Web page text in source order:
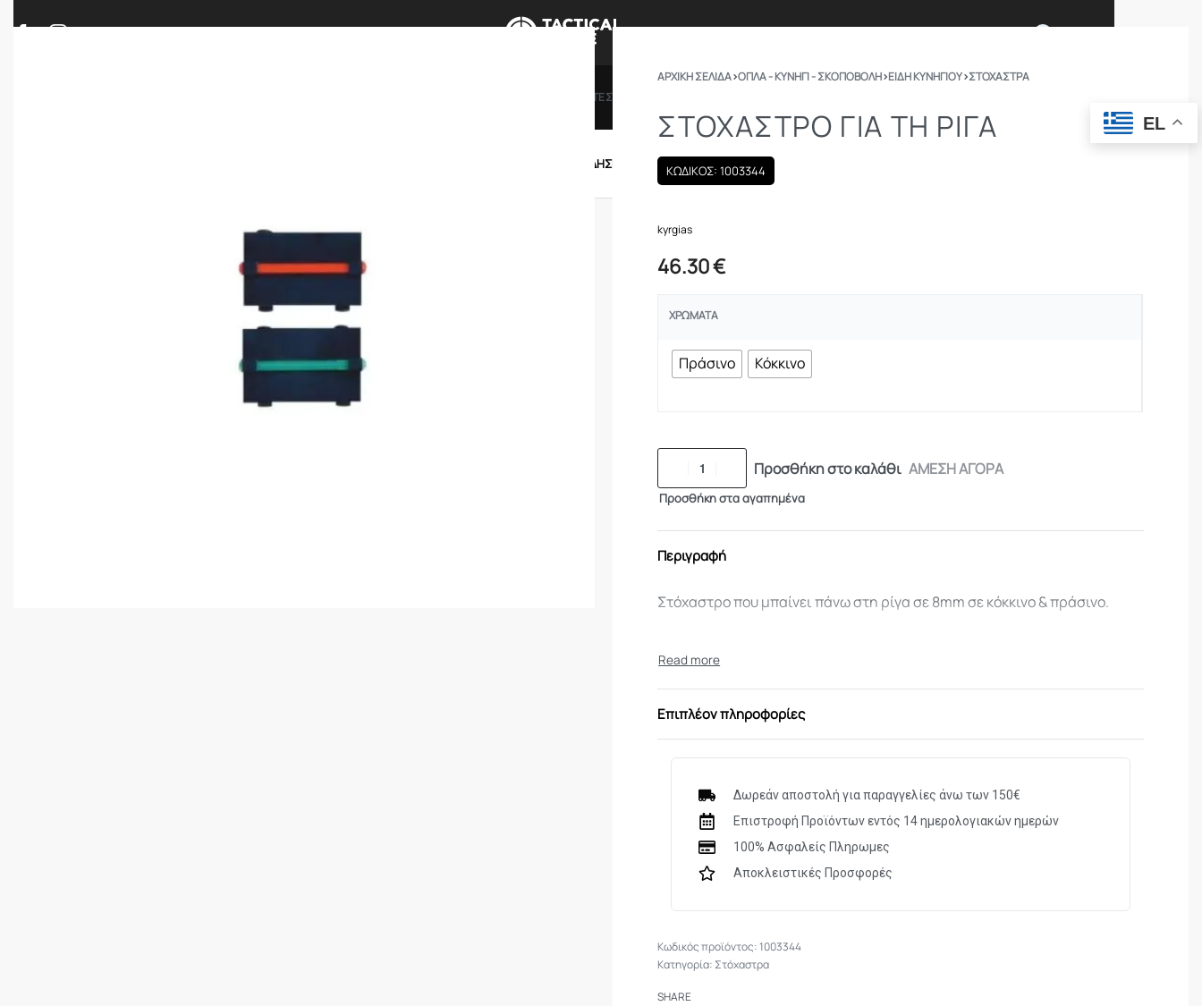
ΔΩΡΟΚΑΡΤΕΣ
ΕΝΔΥΣΗ – ΥΠΟΔΗΣΗ ΕΞΟΠΛΙΣΜΟΣ
ΑΡΧΙΚΉ ΣΕΛΊΔΑ›ΟΠΛΑ - ΚΥΝΗΓΙ - ΣΚΟΠΟΒΟΛΗ›ΕΙΔΗ ΚΥΝΗΓΙΟΥ›ΣΤΌΧΑΣΤΡΑ
ΣΤΟΧΑΣΤΡΟ ΓΙΑ ΤΗ ΡΙΓΑ
ΚΩΔΙΚΟΣ: 1003344
kyrgias
46.30€
ΧΡΏΜΑΤΑ
Πράσινο Κόκκινο
Προσθήκη στο καλάθι ΑΜΕΣΗ ΑΓΟΡΑ
Προσθήκη στα αγαπημένα
Περιγραφή
Στόχαστρο που μπαίνει πάνω στη ρίγα σε 8mm σε κόκκινο & πράσινο.
Επιπλέον πληροφορίες
Δωρεάν αποστολή για παραγγελίες άνω των 150€
Επιστροφή Προϊόντων εντός 14 ημερολογιακών ημερών
100% Ασφαλείς Πληρωμες
Αποκλειστικές Προσφορές
1003344
Κατηγορία: Στόχαστρα
SHARE
EL